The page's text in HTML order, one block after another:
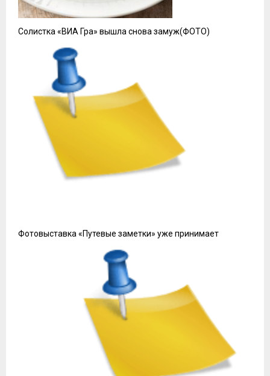
Солистка «ВИА Гра» вышла снова замуж(ФОТО)
Фотовыставка «Путевые заметки» уже принимает